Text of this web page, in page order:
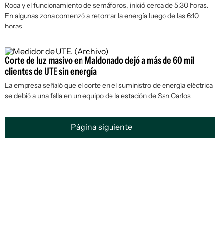
Roca y el funcionamiento de semáforos, inició cerca de 5:30 horas.
En algunas zona comenzó a retornar la energía luego de las 6:10
horas.
Corte de luz masivo en Maldonado dejó a más de 60 mil
clientes de UTE sin energía
La empresa señaló que el corte en el suministro de energía eléctrica
se debió a una falla en un equipo de la estación de San Carlos
Página siguiente